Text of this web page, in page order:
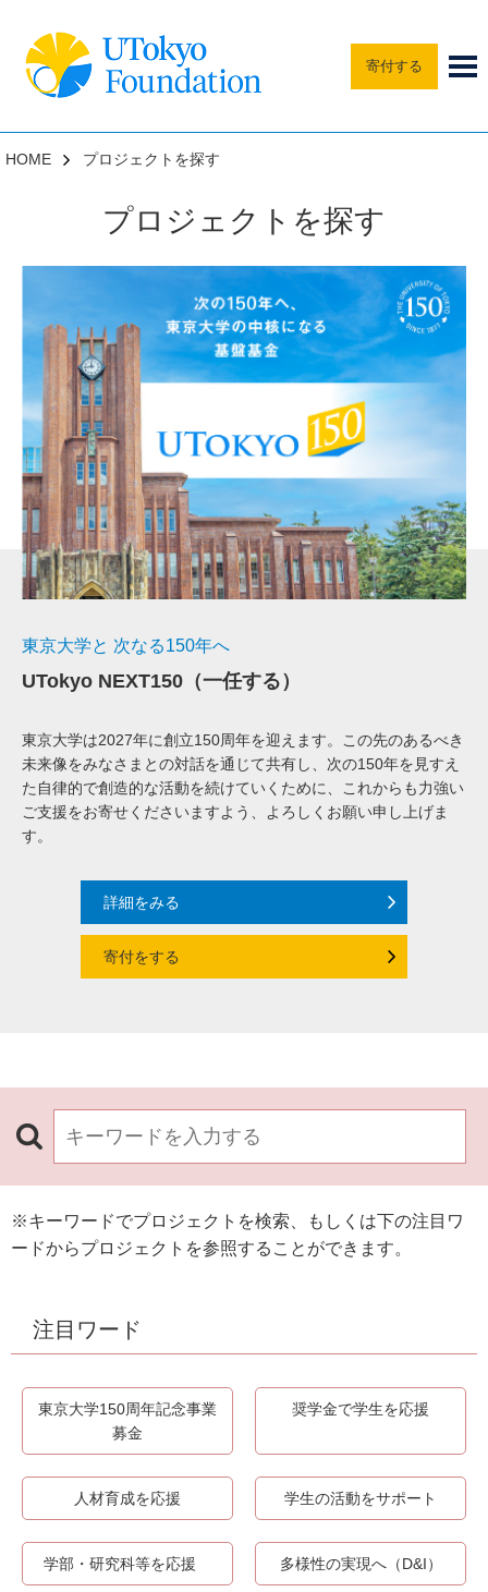
寄付する
HOME プロジェクトを探す
プロジェクトを探す
東京大学と 次なる150年へ
UTokyo NEXT150（一任する）
東京大学は2027年に創立150周年を迎えます。この先のあるべき
未来像をみなさまとの対話を通じて共有し、次の150年を見すえ
た自律的で創造的な活動を続けていくために、これからも力強い
ご支援をお寄せくださいますよう、よろしくお願い申し上げま
す。
詳細をみる
寄付をする
※キーワードでプロジェクトを検索、もしくは下の注目ワ
ードからプロジェクトを参照することができます。
注目ワード
東京大学150周年記念事業
募金
奨学金で学生を応援
人材育成を応援 学生の活動をサポート
学部・研究科等を応援 多様性の実現へ（D&I）